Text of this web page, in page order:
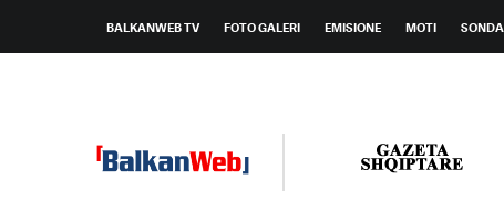
BALKANWEB TV FOTO GALERI EMISIONE MOTI